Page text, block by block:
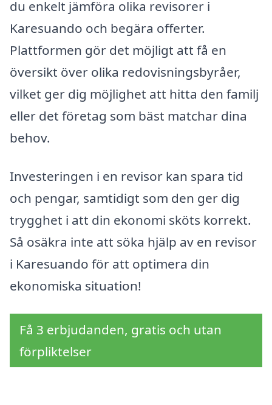
du enkelt jämföra olika revisorer i
Karesuando och begära offerter.
Plattformen gör det möjligt att få en
översikt över olika redovisningsbyråer,
vilket ger dig möjlighet att hitta den familj
eller det företag som bäst matchar dina
behov.
Investeringen i en revisor kan spara tid
och pengar, samtidigt som den ger dig
trygghet i att din ekonomi sköts korrekt.
Så osäkra inte att söka hjälp av en revisor
i Karesuando för att optimera din
ekonomiska situation!
Få 3 erbjudanden, gratis och utan
förpliktelser